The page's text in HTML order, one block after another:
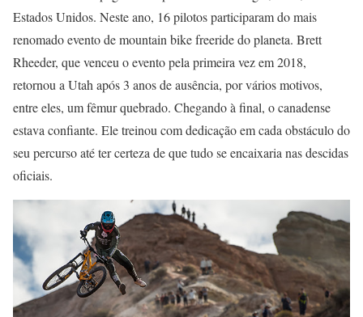
Estados Unidos. Neste ano, 16 pilotos participaram do mais
renomado evento de mountain bike freeride do planeta. Brett
Rheeder, que venceu o evento pela primeira vez em 2018,
retornou a Utah após 3 anos de ausência, por vários motivos,
entre eles, um fêmur quebrado. Chegando à final, o canadense
estava confiante. Ele treinou com dedicação em cada obstáculo do
seu percurso até ter certeza de que tudo se encaixaria nas descidas
oficiais.